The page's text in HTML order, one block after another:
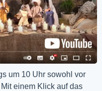
um 10 Uhr sowohl vor
Mit einem Klick auf das